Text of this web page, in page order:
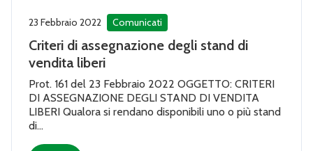
23 Febbraio 2022 Comunicati
Criteri di assegnazione degli stand di
vendita liberi
Prot. 161 del 23 Febbraio 2022 OGGETTO: CRITERI
DI ASSEGNAZIONE DEGLI STAND DI VENDITA
LIBERI Qualora si rendano disponibili uno o più stand
di...